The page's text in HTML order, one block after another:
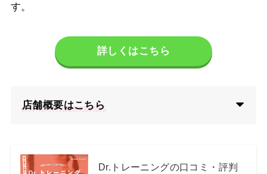
す。
詳しくはこちら
店舗概要はこちら
Dr.トレーニングの口コミ・評判